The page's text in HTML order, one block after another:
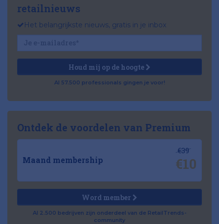
retailnieuws
Het belangrijkste nieuws, gratis in je inbox
Houd mij op de hoogte
Al 57.500 professionals gingen je voor!
Ontdek de voordelen van Premium
Maand membership
€39
€10
Word member
Al 2.500 bedrijven zijn onderdeel van de RetailTrends-
community